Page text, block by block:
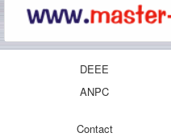
DEEE
ANPC
Contact